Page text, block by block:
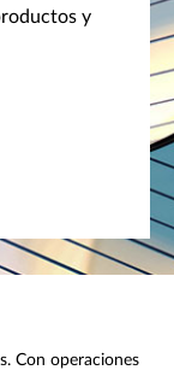
y
Con operaciones